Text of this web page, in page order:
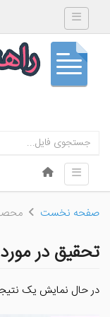
Toggle navigation
Menu
Skip to content
Toggle navigation
صفحه نخست
تحقیق در
در حال نمایش یک